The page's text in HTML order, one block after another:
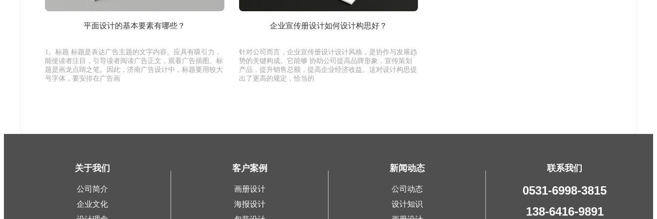
平面设计的基本要素有哪些？
1。标题 标题是表达广告主题的文字内容。应具有吸引力，
能使读者注目，引导读者阅读广告正文，观看广告插图。标
题是画龙点睛之笔。因此，济南广告设计中，标题要用较大
号字体，要安排在广告画
企业宣传册设计如何设计构思好？
针对公司而言，企业宣传册设计设计风格，是协作与发展趋
势的关键构成。它能够 协助公司提高品牌形象，宣传策划
产品，提升销售总额，提高企业经济收益。这对设计构思提
出了更高的规定，恰当的
关于我们
公司简介
企业文化
客户案例
画册设计
海报设计
新闻动态
公司动态
设计知识
联系我们
0531-6998-3815
138-6416-9891